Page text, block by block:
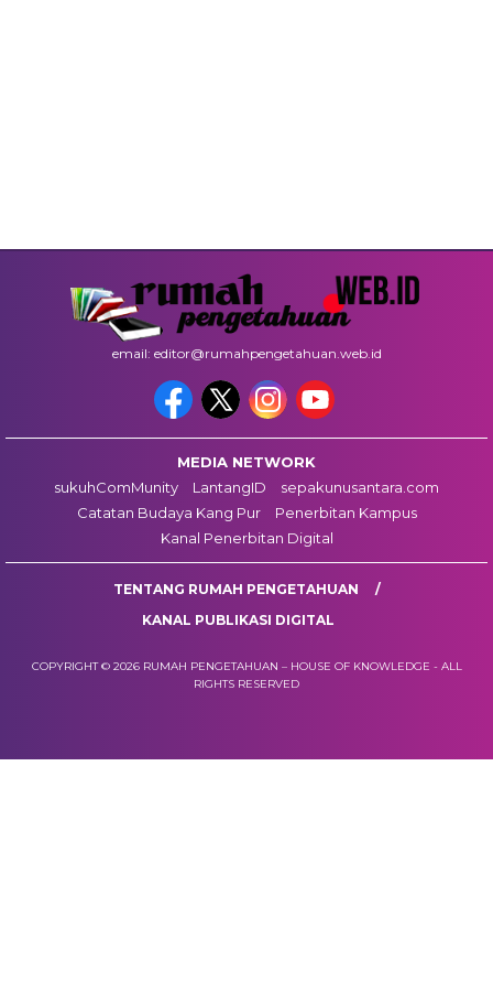
email: editor@rumahpengetahuan.web.id
MEDIA NETWORK
sukuhComMunity
LantangID
sepakunusantara.com
Catatan Budaya Kang Pur
Penerbitan Kampus
Kanal Penerbitan Digital
TENTANG RUMAH PENGETAHUAN
KANAL PUBLIKASI DIGITAL
COPYRIGHT © 2026 RUMAH PENGETAHUAN – HOUSE OF KNOWLEDGE - ALL
RIGHTS RESERVED